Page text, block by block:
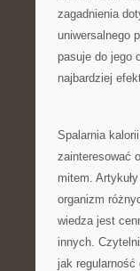
zagadnienia
uniwersalnego
pasuje do jego
najbardziej
Spalarnia
zainteresować
mitem.
organizm
wiedza jest
innych.
jak regularność